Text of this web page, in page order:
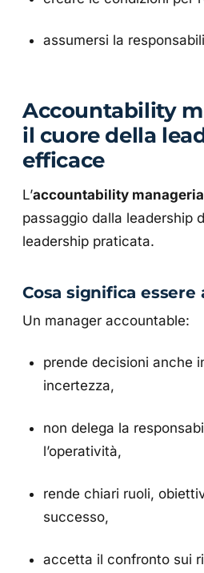
assumersi la
Accountability
il cuore della
efficace
L’accountability
passaggio dalla leadership
leadership praticata.
Cosa significa essere
Un manager accountable:
prende decisioni anche
incertezza,
non delega la
l’operatività,
rende chiari ruoli,
successo,
accetta il confronto sui